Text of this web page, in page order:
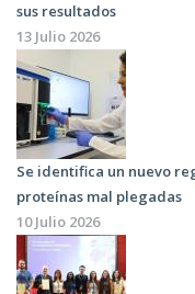
sus resultados
13 Julio 2026
Se identifica un nuevo
proteínas mal plegadas
10 Julio 2026